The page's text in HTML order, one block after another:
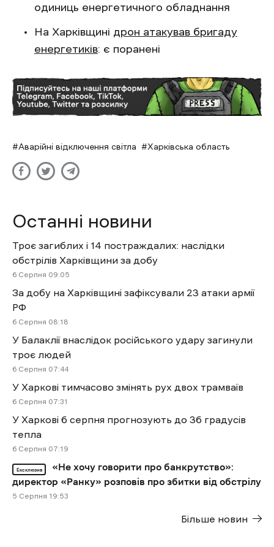
одиниць енергетичного обладнання
На Харківщині дрон атакував бригаду
енергетиків: є поранені
Аварійні відключення світла Харківська область
Останні новини
Троє загиблих і 14 постраждалих: наслідки
обстрілів Харківщини за добу
6 Cерпня 09:05
За добу на Харківщині зафіксували 23 атаки армії
РФ
6 Cерпня 08:18
У Балаклії внаслідок російського удару загинули
троє людей
6 Cерпня 07:44
У Харкові тимчасово змінять рух двох трамваїв
6 Cерпня 07:31
У Харкові 6 серпня прогнозують до 36 градусів
тепла
6 Cерпня 07:19
Ексклюзив
«Не хочу говорити про банкрутство»:
директор «Ранку» розповів про збитки від обстрілу
5 Cерпня 19:53
Більше новин